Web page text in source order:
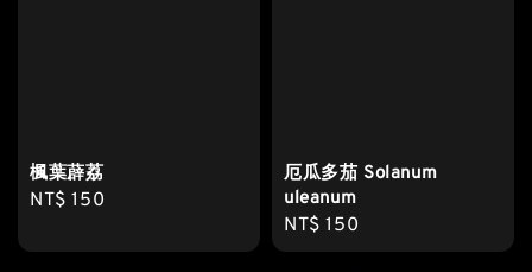
楓葉薜荔
Regular
NT$ 150
厄瓜多茄 Solanum
uleanum
Regular
price
NT$ 150